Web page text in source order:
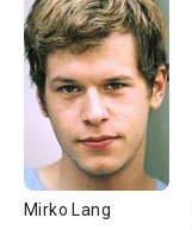
Mirko Lang